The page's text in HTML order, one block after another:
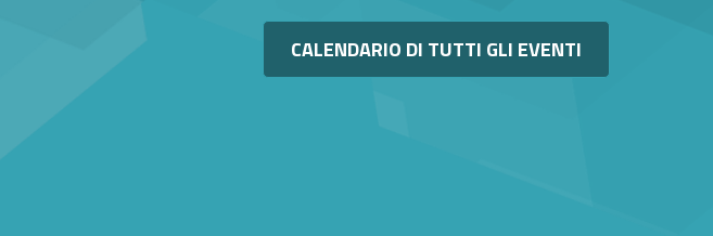
Link identifier #identifier__30165-12
CALENDARIO DI TUTTI GLI EVENTI